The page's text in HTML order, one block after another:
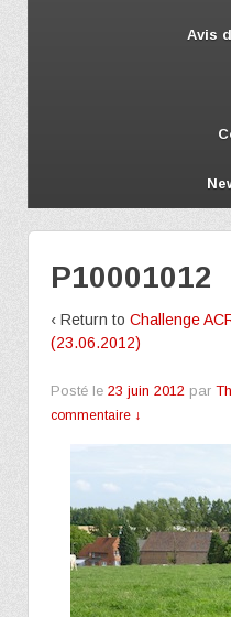
Avis
P10001012
‹ Return to Challenge
(23.06.2012)
Posté le 23 juin 2012 par
commentaire ↓